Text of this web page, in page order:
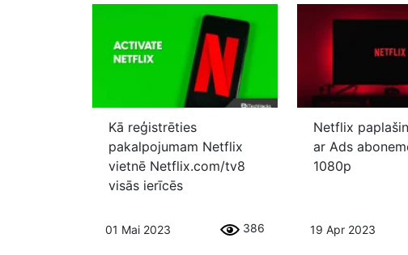
Kā reģistrēties
pakalpojumam Netflix
vietnē Netflix.com/tv8
visās ierīcēs
01 Mai 2023 386
Netflix
ar Ads
1080p
19 Apr 2023